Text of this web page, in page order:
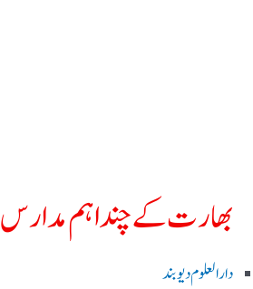
بھارت کے چند اہم مدارس
دارالعلوم دیوبند